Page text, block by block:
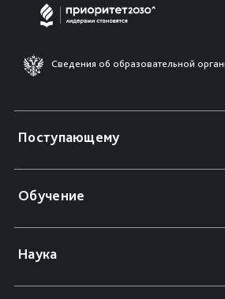
Сведения об образовательной
Поступающему
Обучение
Наука